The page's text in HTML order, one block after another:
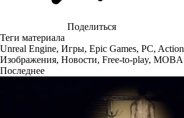
Поделиться
Теги материала
Unreal Engine, Игры, Epic Games, PC, Action
Изображения, Новости, Free-to-play, MOBA
Последнее